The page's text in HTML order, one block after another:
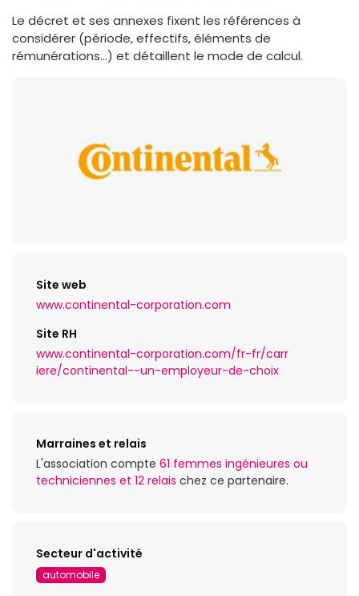
Le décret et ses annexes fixent les références à
considérer (période, effectifs, éléments de
rémunérations…) et détaillent le mode de calcul.
Site web
www.continental-corporation.com
Site RH
www.continental-corporation.com/fr-fr/carr
iere/continental--un-employeur-de-choix
Marraines et relais
L'association compte 61 femmes ingénieures ou
techniciennes et 12 relais chez ce partenaire.
Secteur d'activité
automobile